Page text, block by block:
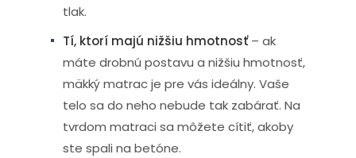
tlak.
Tí, ktorí majú nižšiu hmotnosť– ak
máte drobnú postavu a nižšiu hmotnosť,
mäkký matrac je pre vás ideálny. Vaše
telo sa do neho nebude tak zabárať. Na
tvrdom matraci sa môžete cítiť, akoby
ste spali na betóne.